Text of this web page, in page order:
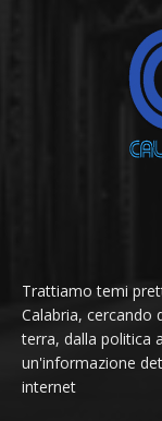
Trattiamo temi
Calabria, cercando
terra, dalla politica
un'informazione
internet